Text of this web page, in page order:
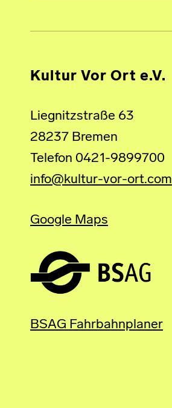
Kultur Vor Ort e.V.
Liegnitzstraße 63
28237 Bremen
Telefon 0421-9899700
info@kultur-vor-ort.com
Google Maps
BSAG Fahrbahnplaner